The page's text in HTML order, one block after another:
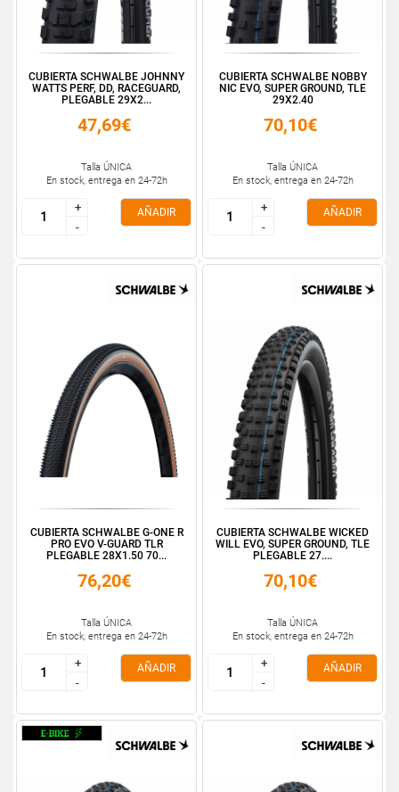
CUBIERTA SCHWALBE JOHNNY
WATTS PERF, DD, RACEGUARD,
PLEGABLE 29X2...
47,69€
Talla ÚNICA
En stock, entrega en 24-72h
+
-
+
-
AÑADIR
CUBIERTA SCHWALBE NOBBY
NIC EVO, SUPER GROUND, TLE
29X2.40
70,10€
Talla ÚNICA
En stock, entrega en 24-72h
+
-
+
-
AÑADIR
CUBIERTA SCHWALBE G-ONE R
PRO EVO V-GUARD TLR
PLEGABLE 28X1.50 70...
76,20€
Talla ÚNICA
En stock, entrega en 24-72h
+
-
+
-
AÑADIR
CUBIERTA SCHWALBE WICKED
WILL EVO, SUPER GROUND, TLE
PLEGABLE 27....
70,10€
Talla ÚNICA
En stock, entrega en 24-72h
+
-
+
-
AÑADIR